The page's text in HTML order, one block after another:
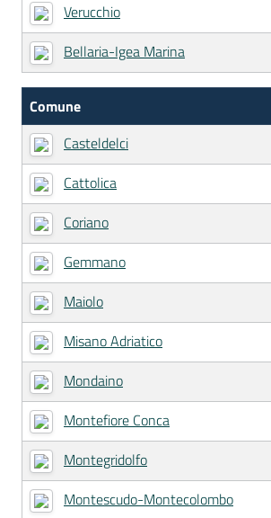
Verucchio
Bellaria-Igea Marina
Comune
Casteldelci
Cattolica
Coriano
Gemmano
Maiolo
Misano Adriatico
Mondaino
Montefiore Conca
Montegridolfo
Montescudo-Montecolombo